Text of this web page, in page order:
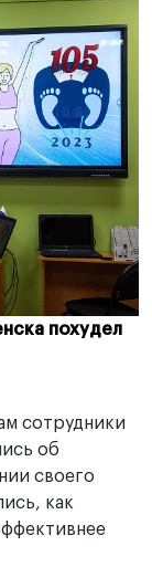
похудел
сотрудники
об
своего
как